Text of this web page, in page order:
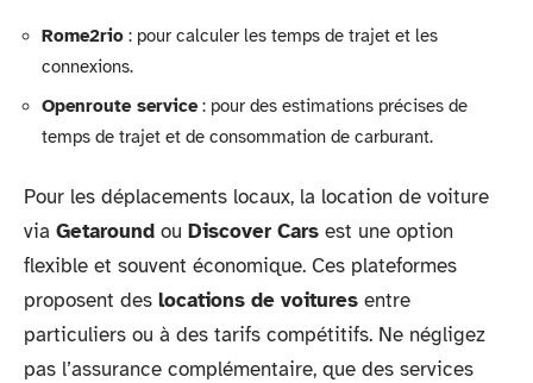
Rome2rio : pour calculer les temps de trajet et les
connexions.
Openroute service: pour des estimations précises de
temps de trajet et de consommation de carburant.
Pour les déplacements locaux, la location de voiture
via Getaround ou Discover Cars est une option
flexible et souvent économique. Ces plateformes
proposent des locations de voitures entre
particuliers ou à des tarifs compétitifs. Ne négligez
pas l’assurance complémentaire, que des services